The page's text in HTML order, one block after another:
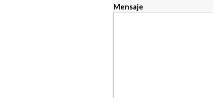
Mensaje